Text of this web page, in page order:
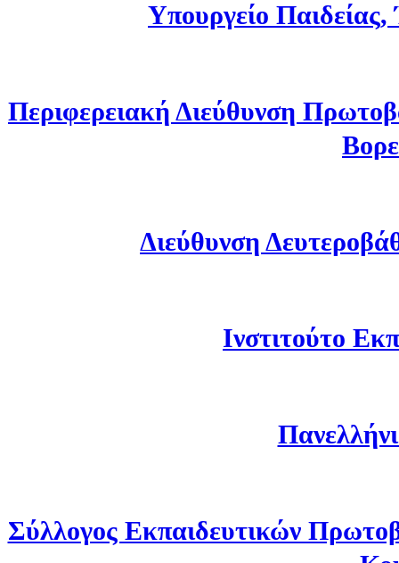
Υπουργείο
Περιφερειακή Διεύθυνση
Διεύθυνση
Ινστιτούτο
Σύλλογος Εκπαιδευτικών